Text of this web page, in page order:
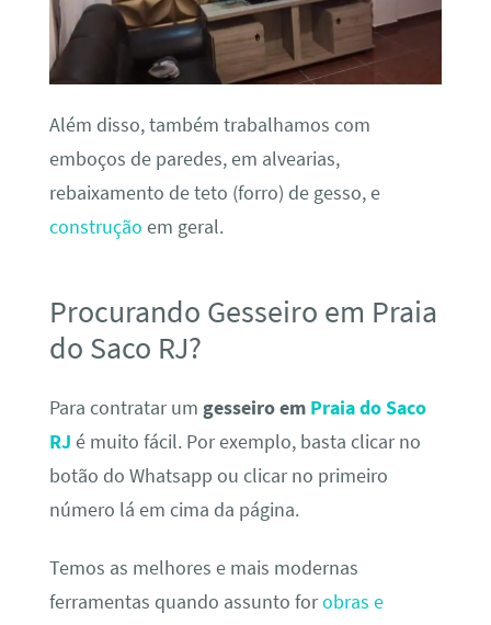
Além disso, também trabalhamos com
emboços de paredes, em alvearias,
rebaixamento de teto (forro) de gesso, e
construção em geral.
Procurando Gesseiro em Praia
do Saco RJ?
Para contratar um gesseiro em Praia do Saco
RJ é muito fácil. Por exemplo, basta clicar no
botão do Whatsapp ou clicar no primeiro
número lá em cima da página.
Temos as melhores e mais modernas
ferramentas quando assunto forobras e